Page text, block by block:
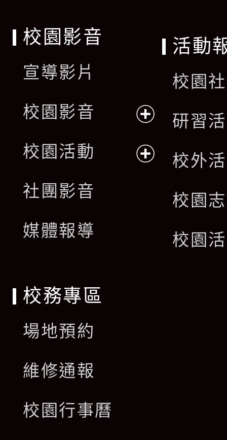
校園影音
宣導影片
校園影音
開
校園活動
社團影音
媒體報導
活動
校園
研習
校外
校園
校園
校務專區
場地預約
維修通報
校園行事曆